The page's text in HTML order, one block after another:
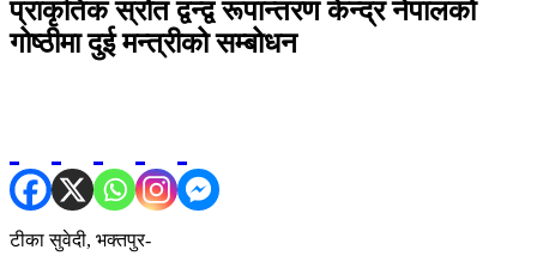
प्राकृतिक स्रोत द्वन्द्व रूपान्तरण केन्द्र नेपालको
गोष्ठीमा दुई मन्त्रीको सम्बोधन
टीका सुवेदी, भक्तपुर-